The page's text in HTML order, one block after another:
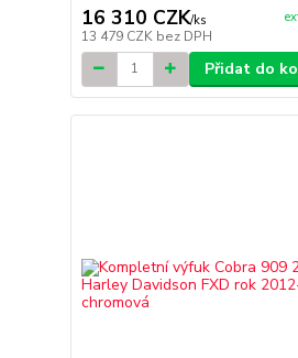
16 310 CZK/ks
13 479 CZK bez DPH
Přidat do